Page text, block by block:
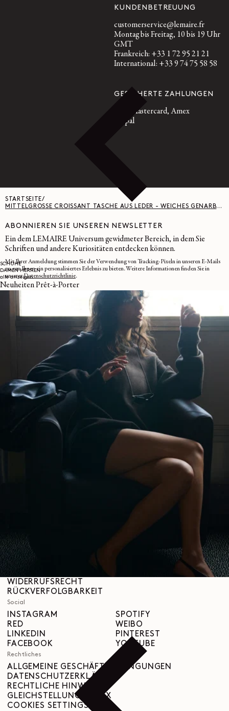
SCHUHE
DAMEN HERREN
alle anzeigen
Neuheiten Prêt-à-Porter
KUNDENBETREUUNG
customerservice@lemaire.fr
Montag bis Freitag, 10 bis 19 Uhr
GMT
Frankreich: +33 1 72 95 21 21
International: +33 9 74 75 58 58
GESICHERTE ZAHLUNGEN
Visa, Mastercard, Amex
Paypal
STARTSEITE/
MITTELGROSSE CROISSANT TASCHE AUS LEDER - WEICHES GENARBTES LEDER - TIRAMISU
ABONNIEREN SIE UNSEREN NEWSLETTER
Ein dem LEMAIRE Universum gewidmeter Bereich, in dem Sie
Schriften und andere Kuriositäten entdecken können.
Mit Ihrer Anmeldung stimmen Sie der Verwendung von Tracking-Pixeln in unseren E-Mails
zu, um Ihnen ein personalisiertes Erlebnis zu bieten. Weitere Informationen finden Sie in
unsererDatenschutzrichtlinie.
E-MAIL
VERSAND & LIEFERUNGEN
KUNDENBETREUUNG
FAQ
WIDERRUFSRECHT
RÜCKVERFOLGBARKEIT
Social
INSTAGRAM
RED
LINKEDIN
FACEBOOK
SPOTIFY
WEIBO
PINTEREST
YOUTUBE
Rechtliches
ALLGEMEINE GESCHÄFTSBEDINGUNGEN
DATENSCHUTZERKLÄRUNG
RECHTLICHE HINWEISE
GLEICHSTELLUNGSINDEX
COOKIES SETTINGS